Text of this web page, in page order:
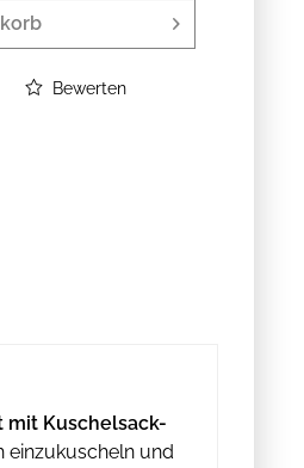
Bewerten
mit Kuschelsack-
einzukuscheln und